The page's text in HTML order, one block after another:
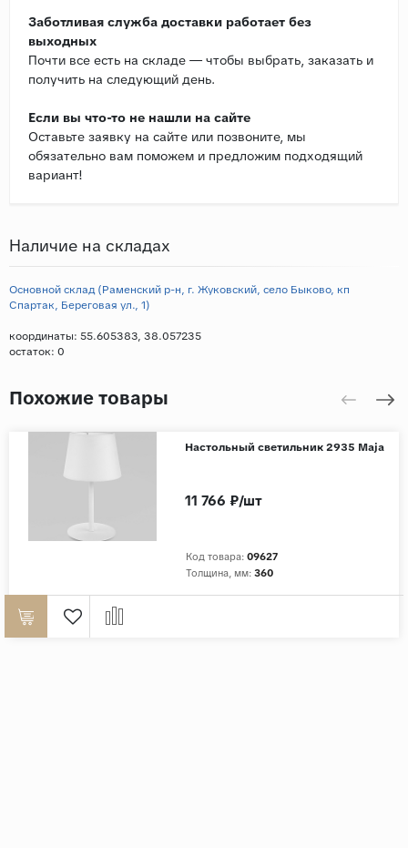
Заботливая служба доставки работает без
выходных
Почти все есть на складе — чтобы выбрать, заказать и
получить на следующий день.
Если вы что-то не нашли на сайте
Оставьте заявку на сайте или позвоните, мы
обязательно вам поможем и предложим подходящий
вариант!
Наличие на складах
Основной склад (Раменский р-н, г. Жуковский, село Быково, кп
Спартак, Береговая ул., 1)
координаты: 55.605383, 38.057235
остаток: 0
Похожие товары
Настольный светильник 2935 Maja
Код товара: 09627
Толщина, мм: 360
11 766 ₽/шт